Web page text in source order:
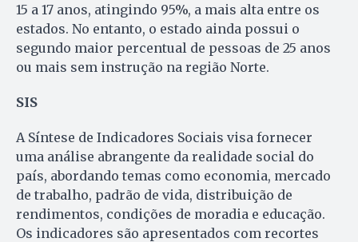
15 a 17 anos, atingindo 95%, a mais alta entre os
estados. No entanto, o estado ainda possui o
segundo maior percentual de pessoas de 25 anos
ou mais sem instrução na região Norte.
SIS
A Síntese de Indicadores Sociais visa fornecer
uma análise abrangente da realidade social do
país, abordando temas como economia, mercado
de trabalho, padrão de vida, distribuição de
rendimentos, condições de moradia e educação.
Os indicadores são apresentados com recortes